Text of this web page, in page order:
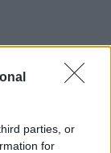
parties, or
for